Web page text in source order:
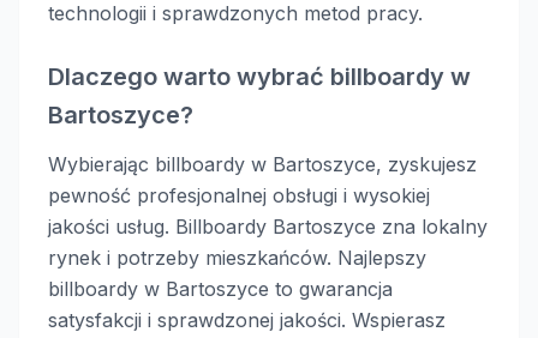
technologii i sprawdzonych metod pracy.
Dlaczego warto wybrać billboardy w
Bartoszyce?
Wybierając billboardy w Bartoszyce, zyskujesz
pewność profesjonalnej obsługi i wysokiej
jakości usług. Billboardy Bartoszyce zna lokalny
rynek i potrzeby mieszkańców. Najlepszy
billboardy w Bartoszyce to gwarancja
satysfakcji i sprawdzonej jakości. Wspierasz